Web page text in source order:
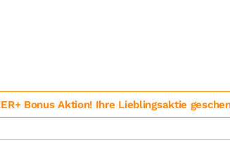
Bonus Aktion! Ihre Lieblingsaktie